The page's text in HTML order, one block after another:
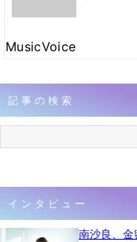
MusicVoice
記事の検索
インタビュー
南沙良、